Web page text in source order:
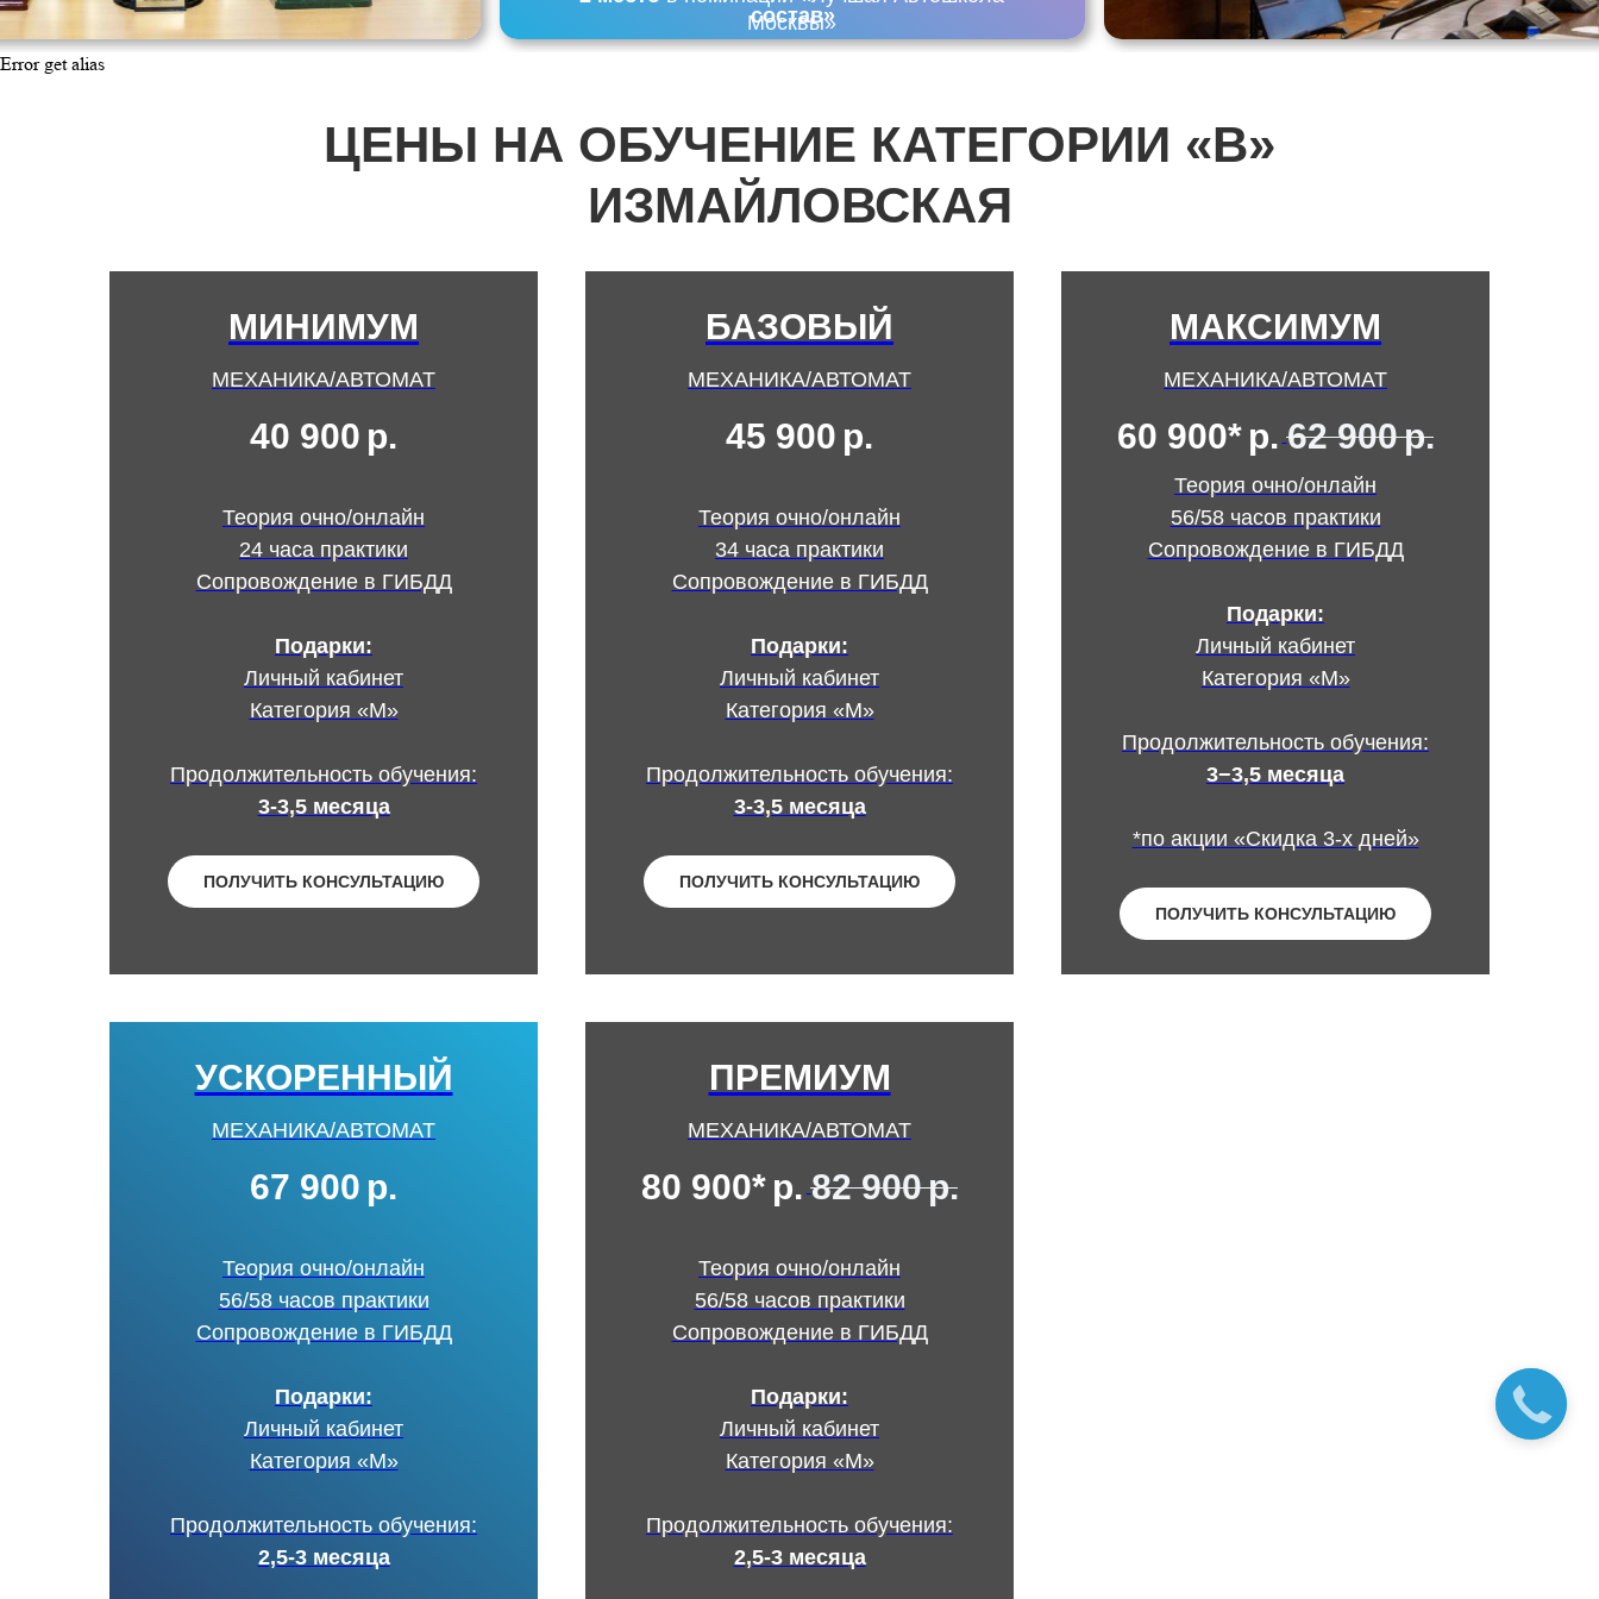
состав»
Москвы»
Error get alias
ЦЕНЫ НА ОБУЧЕНИЕ КАТЕГОРИИ «В»
ИЗМАЙЛОВСКАЯ
МИНИМУМ
МЕХАНИКА/АВТОМАТ
40 900 р.
Теория очно/онлайн
24 часа практики
Сопровождение в ГИБДД
Подарки:
Личный кабинет
Категория «М»
Продолжительность обучения:
3-3,5 месяца
ПОЛУЧИТЬ КОНСУЛЬТАЦИЮ
БАЗОВЫЙ
МЕХАНИКА/АВТОМАТ
45 900 р.
Теория очно/онлайн
34 часа практики
Сопровождение в ГИБДД
Подарки:
Личный кабинет
Категория «М»
Продолжительность обучения:
3-3,5 месяца
ПОЛУЧИТЬ КОНСУЛЬТАЦИЮ
МАКСИМУМ
МЕХАНИКА/АВТОМАТ
60 900* р. 62 900р.
Теория очно/онлайн
56/58 часов практики
Сопровождение в ГИБДД
Подарки:
Личный кабинет
Категория «М»
Продолжительность обучения:
3−3,5 месяца
*по акции «Скидка 3-х дней»
ПОЛУЧИТЬ КОНСУЛЬТАЦИЮ
УСКОРЕННЫЙ
МЕХАНИКА/АВТОМАТ
67 900 р.
Теория очно/онлайн
56/58 часов практики
Сопровождение в ГИБДД
Подарки:
Личный кабинет
Категория «М»
Продолжительность обучения:
2,5-3 месяца
ПРЕМИУМ
МЕХАНИКА/АВТОМАТ
80 900* р. 82 900р.
Теория очно/онлайн
56/58 часов практики
Сопровождение в ГИБДД
Подарки:
Личный кабинет
Категория «М»
Продолжительность обучения:
2,5-3 месяца
заказать
звонок